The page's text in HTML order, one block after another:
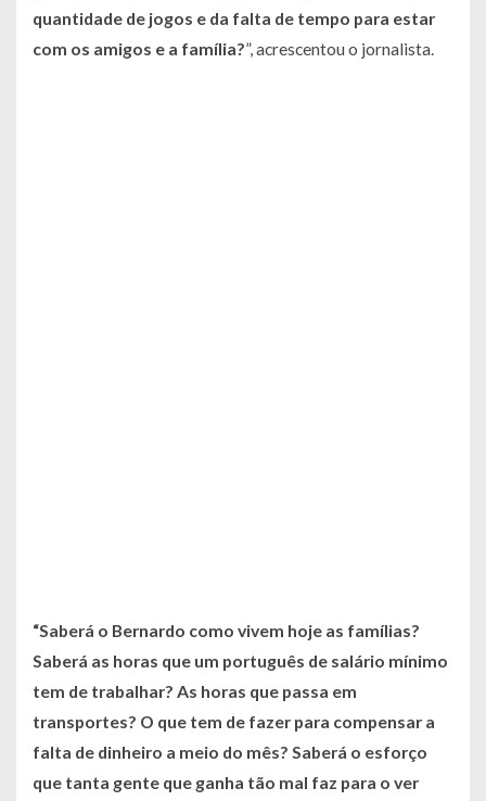
quantidade de jogos e da falta de tempo para estar
com os amigos e a família?”, acrescentou o jornalista.
“Saberá o Bernardo como vivem hoje as famílias?
Saberá as horas que um português de salário mínimo
tem de trabalhar? As horas que passa em
transportes? O que tem de fazer para compensar a
falta de dinheiro a meio do mês? Saberá o esforço
que tanta gente que ganha tão mal faz para o ver